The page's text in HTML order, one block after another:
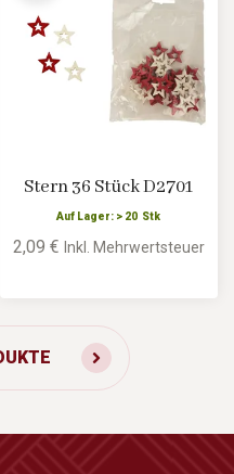
Stern 36 Stück D2701
Auf Lager: > 20 Stk
2,09 € Inkl. Mehrwertsteuer